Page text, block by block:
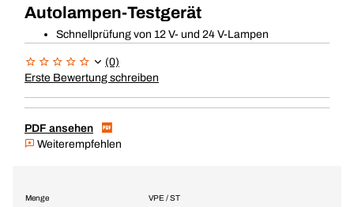
Autolampen-Testgerät
Schnellprüfung von 12 V- und 24 V-Lampen
(0)
Erste Bewertung schreiben
PDF ansehen
Weiterempfehlen
VPE / ST
Menge